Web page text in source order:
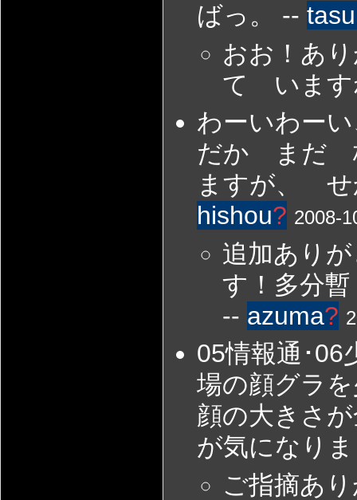
ばっ。 --
おお！あ
て います
わーいわー
だか まだ
ますが、 せ
hishou? 2008-
追加あり
す！多分
-- azuma?
05情報通･06
場の顔グラ
顔の大きさ
が気になり
ご指摘あ